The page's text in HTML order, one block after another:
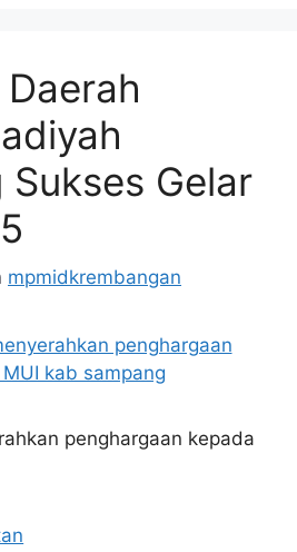
Sukses Gelar
mpmidkrembangan
penghargaan kepada